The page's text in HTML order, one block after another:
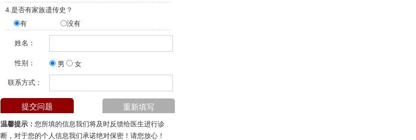
4.是否有家族遗传史？
有
没有
姓名：
性别： 男 女
联系方式：
温馨提示： 您所填的信息我们将及时反馈给医生进行诊
断，对于您的个人信息我们承诺绝对保密！请您放心！